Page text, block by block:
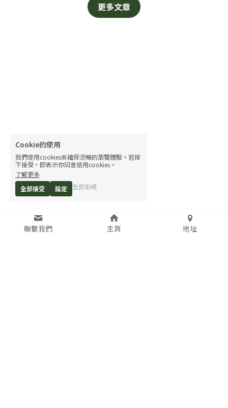
更多文章
聯繫我們 主頁 地址
Cookie的使用
我們使用cookies來確保流暢的瀏覽體驗。若按
下接受，即表示你同意使用cookies。
了解更多
全部接受
設定 全部拒絕